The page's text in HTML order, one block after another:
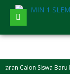
Calon Siswa Baru MIN